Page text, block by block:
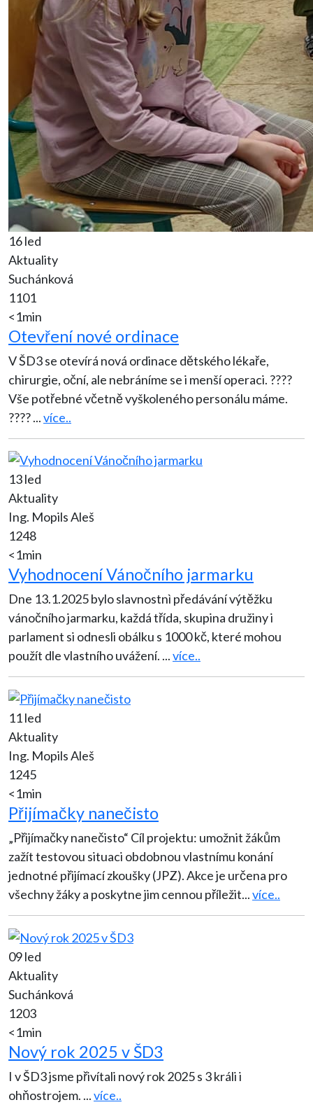
16 led
Aktuality
Suchánková
1101
<1min
Otevření nové ordinace
V ŠD3 se otevírá nová ordinace dětského lékaře,
chirurgie, oční, ale nebráníme se i menší operaci. ????
Vše potřebné včetně vyškoleného personálu máme.
????...více..
13 led
Aktuality
Ing. Mopils Aleš
1248
<1min
Vyhodnocení Vánočního jarmarku
Dne 13.1.2025 bylo slavnostnì předávání výtěžku
vánočního jarmarku, každá třída, skupina družiny i
parlament si odnesli obálku s 1000 kč, které mohou
použít dle vlastního uvážení. ...více..
11 led
Aktuality
Ing. Mopils Aleš
1245
<1min
Přijímačky nanečisto
„Přijímačky nanečisto“ Cíl projektu: umožnit žákům
zažít testovou situaci obdobnou vlastnímu konání
jednotné přijímací zkoušky (JPZ). Akce je určena pro
všechny žáky a poskytne jim cennou příležit...více..
09 led
Aktuality
Suchánková
1203
<1min
Nový rok 2025 v ŠD3
I v ŠD3 jsme přivítali nový rok 2025 s 3 králi i
ohňostrojem. ...více..